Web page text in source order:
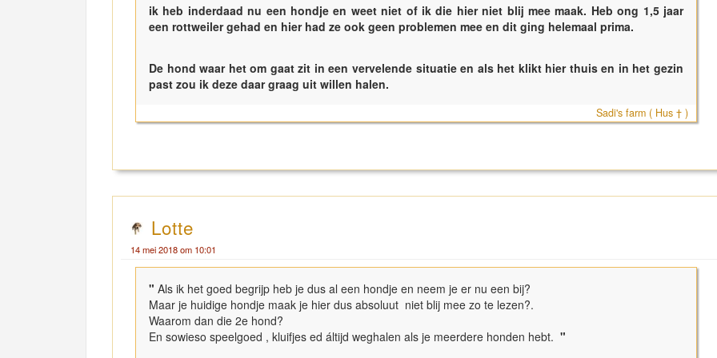
ik heb inderdaad nu een hondje en weet niet of ik die hier niet blij mee maak. Heb ong 1,5 jaar
een rottweiler gehad en hier had ze ook geen problemen mee en dit ging helemaal prima.
De hond waar het om gaat zit in een vervelende situatie en als het klikt hier thuis en in het gezin
past zou ik deze daar graag uit willen halen.
Sadi's farm ( Hus † )
Lotte
14 mei 2018 om 10:01
" Als ik het goed begrijp heb je dus al een hondje en neem je er nu een bij?
Maar je huidige hondje maak je hier dus absoluut niet blij mee zo te lezen?.
Waarom dan die 2e hond?
En sowieso speelgoed , kluifjes ed áltijd weghalen als je meerdere honden hebt. "